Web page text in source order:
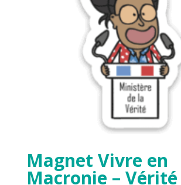
Magnet Vivre en
Macronie – Vérité